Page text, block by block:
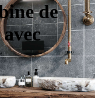
de